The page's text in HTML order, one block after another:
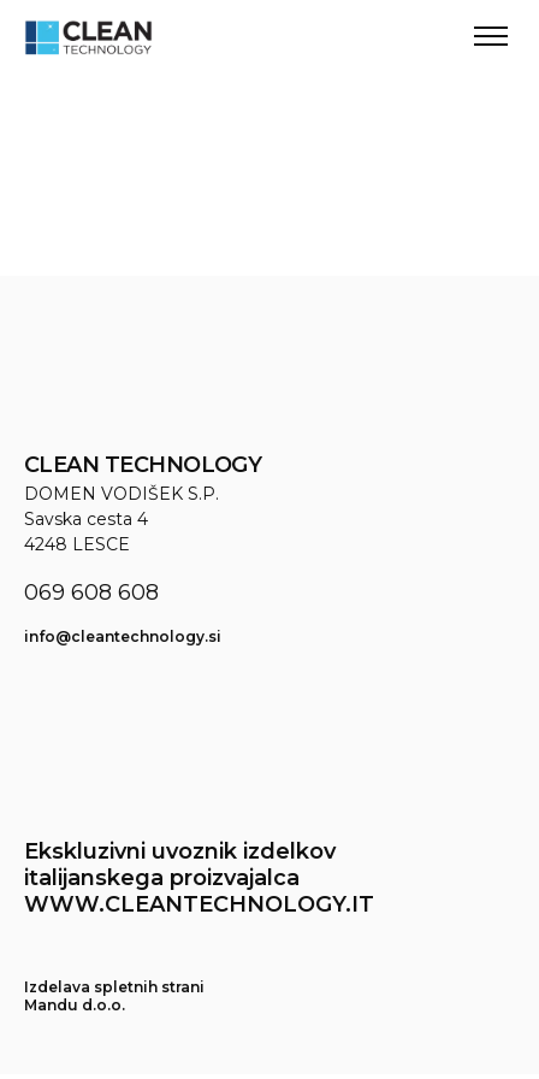
CLEAN TECHNOLOGY
DOMEN VODIŠEK S.P.
Savska cesta 4
4248 LESCE
069 608 608
info@cleantechnology.si
Ekskluzivni uvoznik izdelkov
italijanskega proizvajalca
WWW.CLEANTECHNOLOGY.IT
Izdelava spletnih strani
Mandu d.o.o.